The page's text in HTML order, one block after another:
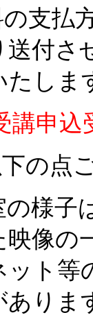
支払
送付さ
たしま
講申込
の点
の様子
映像の
ット等
ありま